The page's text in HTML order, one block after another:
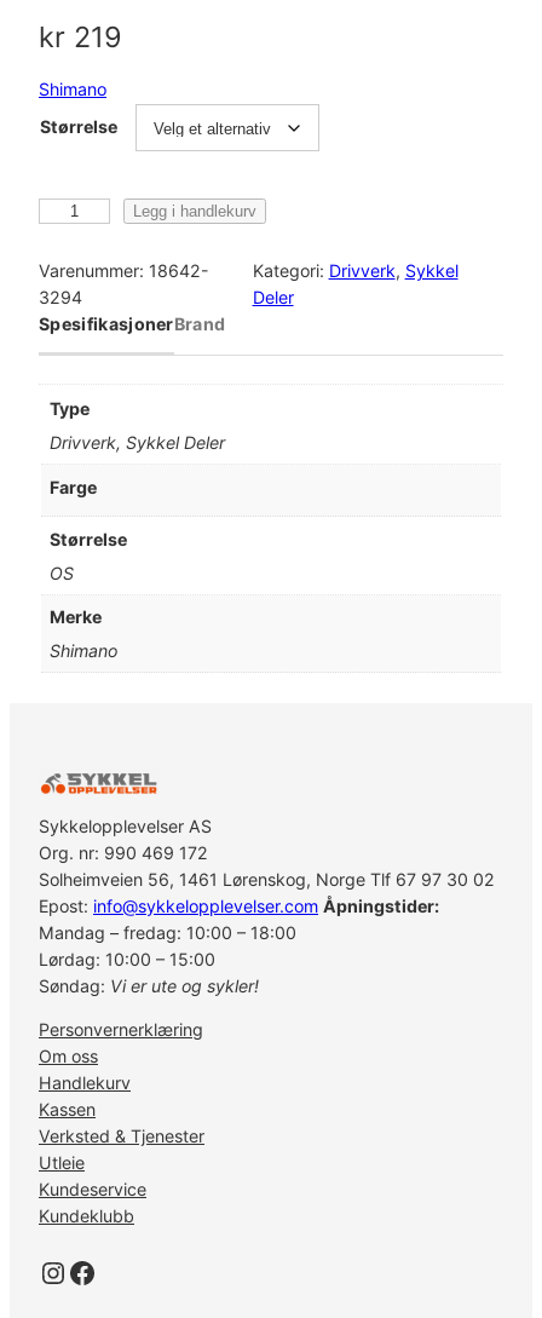
kr 219
Shimano
Størrelse
i
m
a
M
5
9
0
s
v
a
r
,
1
0
4
m
m
a
n
a
Legg i handlekurv
Varenummer: 18642-
3294
Kategori: Drivverk, Sykkel
Deler
SpesifikasjonerBrand
Type
Drivverk, Sykkel Deler
Farge
Størrelse
OS
Merke
Shimano
Sykkelopplevelser AS
Org. nr: 990 469 172
Solheimveien 56, 1461 Lørenskog, Norge Tlf 67 97 30 02
Epost: info@sykkelopplevelser.com Åpningstider:
Mandag – fredag: 10:00 – 18:00
Lørdag: 10:00 – 15:00
Søndag: Vi er ute og sykler!
Personvernerklæring
Om oss
Handlekurv
Kassen
Verksted & Tjenester
Utleie
Kundeservice
Kundeklubb
Instagram Facebook